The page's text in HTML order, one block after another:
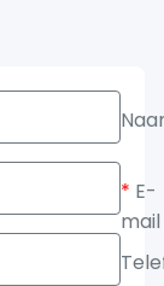
* E-
mail